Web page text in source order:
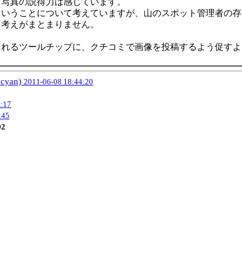
うことについて考えていますが、山のスポット管理者の存
えがまとまりません。
るツールチップに、クチコミで画像を投稿するよう促すよ
2011-06-08 18:44:20